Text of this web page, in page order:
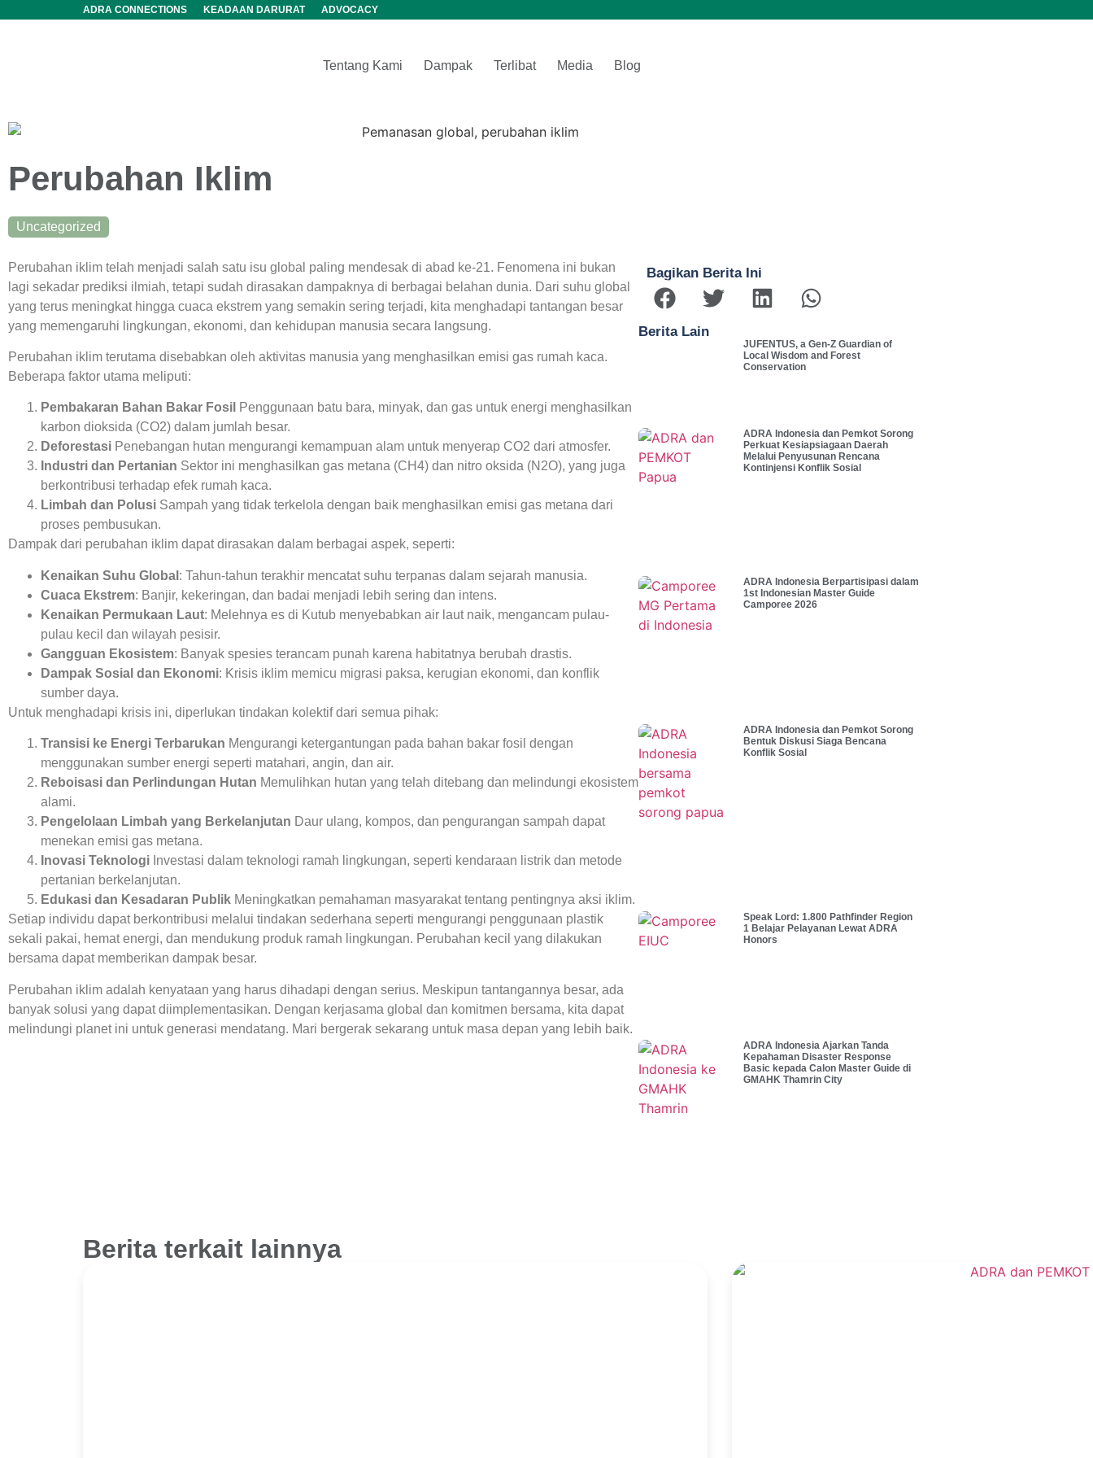
ADRA CONNECTIONS KEADAAN DARURAT ADVOCACY
Tentang Kami Dampak Terlibat Media Blog
Perubahan Iklim
Uncategorized
Perubahan iklim telah menjadi salah satu isu global paling mendesak di abad ke-21. Fenomena ini bukan
lagi sekadar prediksi ilmiah, tetapi sudah dirasakan dampaknya di berbagai belahan dunia. Dari suhu global
yang terus meningkat hingga cuaca ekstrem yang semakin sering terjadi, kita menghadapi tantangan besar
yang memengaruhi lingkungan, ekonomi, dan kehidupan manusia secara langsung.
Perubahan iklim terutama disebabkan oleh aktivitas manusia yang menghasilkan emisi gas rumah kaca.
Beberapa faktor utama meliputi:
Pembakaran Bahan Bakar Fosil Penggunaan batu bara, minyak, dan gas untuk energi menghasilkan
karbon dioksida (CO2) dalam jumlah besar.
Deforestasi Penebangan hutan mengurangi kemampuan alam untuk menyerap CO2 dari atmosfer.
Industri dan Pertanian Sektor ini menghasilkan gas metana (CH4) dan nitro oksida (N2O), yang juga
berkontribusi terhadap efek rumah kaca.
Limbah dan Polusi Sampah yang tidak terkelola dengan baik menghasilkan emisi gas metana dari
proses pembusukan.
Dampak dari perubahan iklim dapat dirasakan dalam berbagai aspek, seperti:
Kenaikan Suhu Global : Tahun-tahun terakhir mencatat suhu terpanas dalam sejarah manusia.
Cuaca Ekstrem: Banjir, kekeringan, dan badai menjadi lebih sering dan intens.
Kenaikan Permukaan Laut: Melehnya es di Kutub menyebabkan air laut naik, mengancam pulau-
pulau kecil dan wilayah pesisir.
Gangguan Ekosistem: Banyak spesies terancam punah karena habitatnya berubah drastis.
Dampak Sosial dan Ekonomi: Krisis iklim memicu migrasi paksa, kerugian ekonomi, dan konflik
sumber daya.
Untuk menghadapi krisis ini, diperlukan tindakan kolektif dari semua pihak:
Transisi ke Energi Terbarukan Mengurangi ketergantungan pada bahan bakar fosil dengan
menggunakan sumber energi seperti matahari, angin, dan air.
Reboisasi dan Perlindungan Hutan Memulihkan hutan yang telah ditebang dan melindungi ekosistem
alami.
Pengelolaan Limbah yang Berkelanjutan Daur ulang, kompos, dan pengurangan sampah dapat
menekan emisi gas metana.
Inovasi Teknologi Investasi dalam teknologi ramah lingkungan, seperti kendaraan listrik dan metode
pertanian berkelanjutan.
Edukasi dan Kesadaran Publik Meningkatkan pemahaman masyarakat tentang pentingnya aksi iklim.
Setiap individu dapat berkontribusi melalui tindakan sederhana seperti mengurangi penggunaan plastik
sekali pakai, hemat energi, dan mendukung produk ramah lingkungan. Perubahan kecil yang dilakukan
bersama dapat memberikan dampak besar.
Perubahan iklim adalah kenyataan yang harus dihadapi dengan serius. Meskipun tantangannya besar, ada
banyak solusi yang dapat diimplementasikan. Dengan kerjasama global dan komitmen bersama, kita dapat
melindungi planet ini untuk generasi mendatang. Mari bergerak sekarang untuk masa depan yang lebih baik.
Bagikan Berita Ini
Berita Lain
JUFENTUS, a Gen-Z Guardian of
Local Wisdom and Forest
Conservation
ADRA Indonesia dan Pemkot Sorong
Perkuat Kesiapsiagaan Daerah
Melalui Penyusunan Rencana
Kontinjensi Konflik Sosial
ADRA Indonesia Berpartisipasi dalam
1st Indonesian Master Guide
Camporee 2026
ADRA Indonesia dan Pemkot Sorong
Bentuk Diskusi Siaga Bencana
Konflik Sosial
Speak Lord: 1.800 Pathfinder Region
1 Belajar Pelayanan Lewat ADRA
Honors
ADRA Indonesia Ajarkan Tanda
Kepahaman Disaster Response
Basic kepada Calon Master Guide di
GMAHK Thamrin City
Berita terkait lainnya